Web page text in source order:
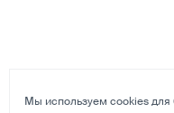
Мы используем cookies для